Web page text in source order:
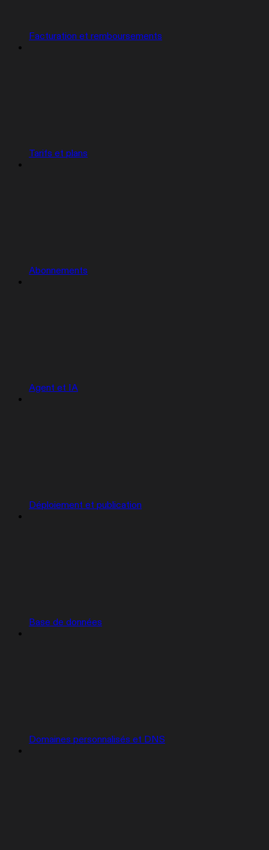
Facturation et remboursements
Tarifs et plans
Abonnements
Agent et IA
Déploiement et publication
Base de données
Domaines personnalisés et DNS